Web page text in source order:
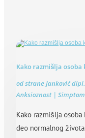
Kako razmišlja osoba
od straneJanković
Anksioznost |
Kako razmišlja
deo normalnog